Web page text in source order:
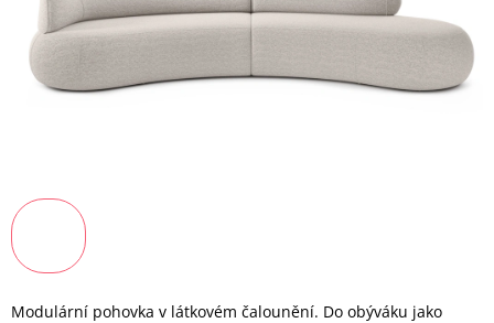
Modulární pohovka v látkovém čalounění. Do obýváku jako